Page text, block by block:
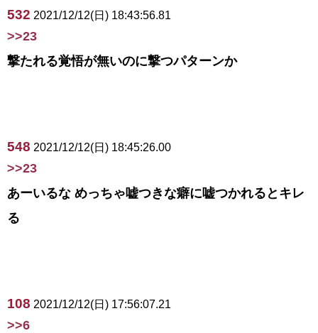
532 2021/12/12(日) 18:43:56.81
>>23
撃たれる覚悟が無いのに撃つパターンか
548 2021/12/12(日) 18:45:26.00
>>23
あーいるな めっちゃ嘘つきな癖に嘘つかれるとキレ
る
108 2021/12/12(日) 17:56:07.21
>>6